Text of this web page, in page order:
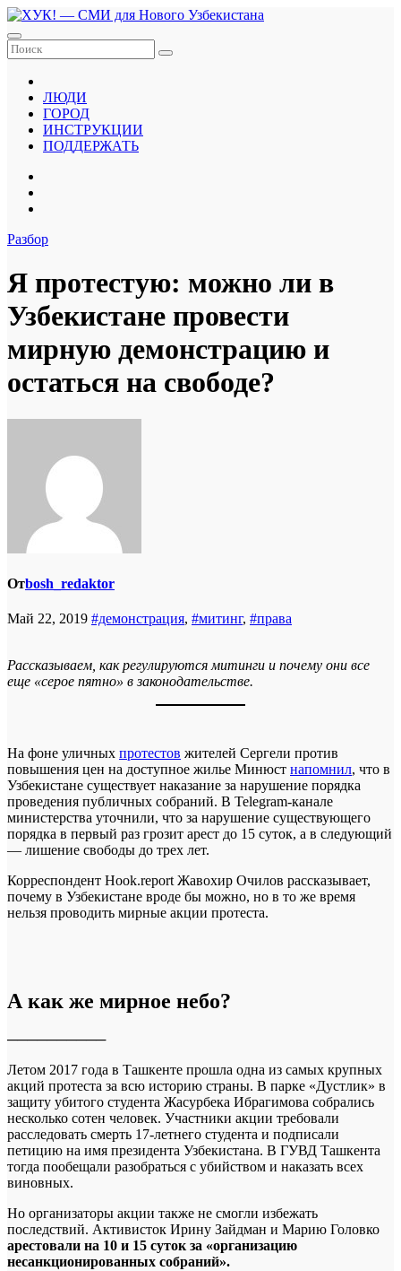
Перейти
к
содержанию
ЛЮДИ
ГОРОД
ИНСТРУКЦИИ
ПОДДЕРЖАТЬ
Разбор
Я протестую: можно ли в
Узбекистане провести
мирную демонстрацию и
остаться на свободе?
Отbosh_redaktor
Май 22, 2019 #демонстрация, #митинг, #права
Рассказываем, как регулируются митинги и почему они все
еще «серое пятно» в законодательстве.
На фоне уличных протестов жителей Сергели против
повышения цен на доступное жилье Минюст напомнил, что в
Узбекистане существует наказание за нарушение порядка
проведения публичных собраний. В Telegram-канале
министерства уточнили, что за нарушение существующего
порядка в первый раз грозит арест до 15 суток, а в следующий
— лишение свободы до трех лет.
Корреспондент Hook.report Жавохир Очилов рассказывает,
почему в Узбекистане вроде бы можно, но в то же время
нельзя проводить мирные акции протеста.
А как же мирное небо?
──────────
Летом 2017 года в Ташкенте прошла одна из самых крупных
акций протеста за всю историю страны. В парке «Дустлик» в
защиту убитого студента Жасурбека Ибрагимова собрались
несколько сотен человек. Участники акции требовали
расследовать смерть 17-летнего студента и подписали
петицию на имя президента Узбекистана. В ГУВД Ташкента
тогда пообещали разобраться с убийством и наказать всех
виновных.
Но организаторы акции также не смогли избежать
последствий. Активисток Ирину Зайдман и Марию Головко
арестовали на 10 и 15 суток за «организацию
несанкционированных собраний».